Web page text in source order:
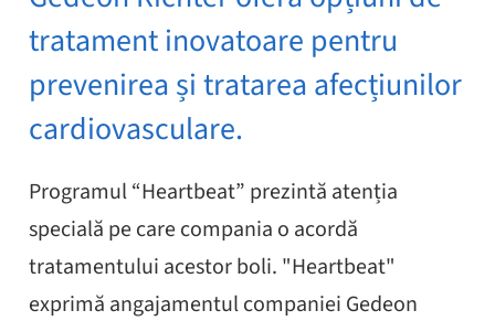
tratament inovatoare pentru
prevenirea și tratarea afecțiunilor
cardiovasculare.
Programul “Heartbeat” prezintă atenția
specială pe care compania o acordă
tratamentului acestor boli. "Heartbeat"
exprimă angajamentul companiei Gedeon